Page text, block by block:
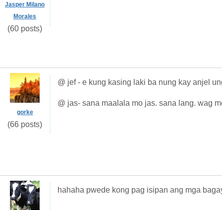
Jasper Milano
Morales
(60 posts)
gorke
(66 posts)
@ jef - e kung kasing laki ba nung kay anjel
@ jas- sana maalala mo jas. sana lang. wag
hahaha pwede kong pag isipan ang mga